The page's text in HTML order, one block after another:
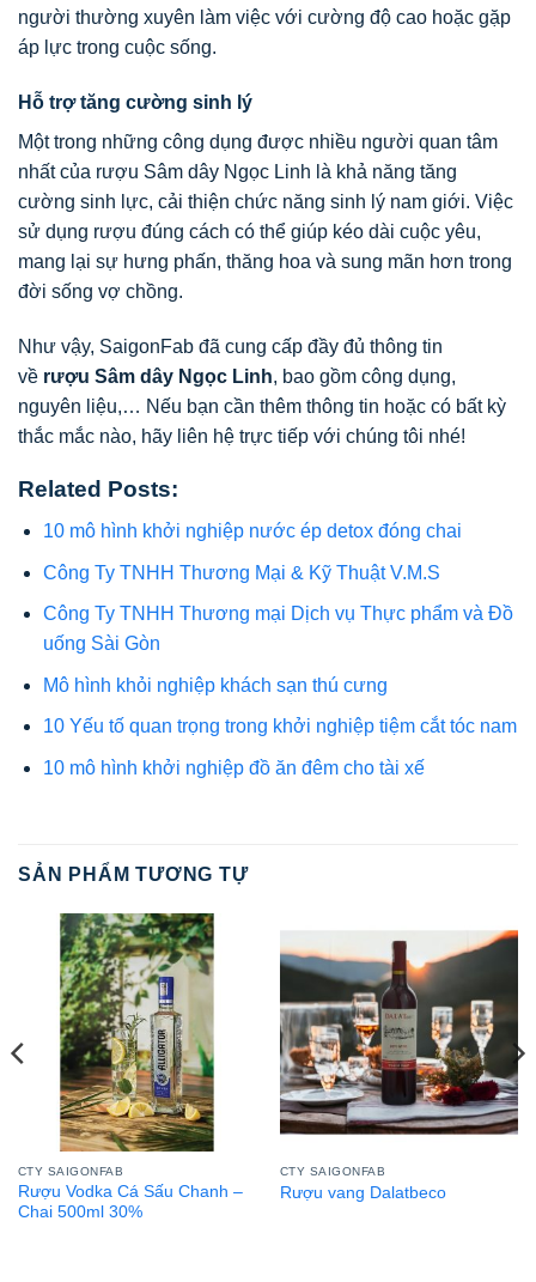
người thường xuyên làm việc với cường độ cao hoặc gặp
áp lực trong cuộc sống.
Hỗ trợ tăng cường sinh lý
Một trong những công dụng được nhiều người quan tâm
nhất của rượu Sâm dây Ngọc Linh là khả năng tăng
cường sinh lực, cải thiện chức năng sinh lý nam giới. Việc
sử dụng rượu đúng cách có thể giúp kéo dài cuộc yêu,
mang lại sự hưng phấn, thăng hoa và sung mãn hơn trong
đời sống vợ chồng.
Như vậy, SaigonFab đã cung cấp đầy đủ thông tin
về rượu Sâm dây Ngọc Linh, bao gồm công dụng,
nguyên liệu,… Nếu bạn cần thêm thông tin hoặc có bất kỳ
thắc mắc nào, hãy liên hệ trực tiếp với chúng tôi nhé!
Related Posts:
10 mô hình khởi nghiệp nước ép detox đóng chai
Công Ty TNHH Thương Mại & Kỹ Thuật V.M.S
Công Ty TNHH Thương mại Dịch vụ Thực phẩm và Đồ
uống Sài Gòn
Mô hình khỏi nghiệp khách sạn thú cưng
10 Yếu tố quan trọng trong khởi nghiệp tiệm cắt tóc nam
10 mô hình khởi nghiệp đồ ăn đêm cho tài xế
SẢN PHẨM TƯƠNG TỰ
CTY SAIGONFAB
Rượu Vodka Cá Sấu Chanh –
Chai 500ml 30%
CTY SAIGONFAB
Rượu vang Dalatbeco